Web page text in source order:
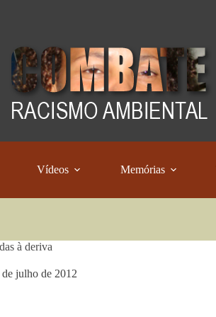
Vídeos Memórias
à deriva
de julho de 2012